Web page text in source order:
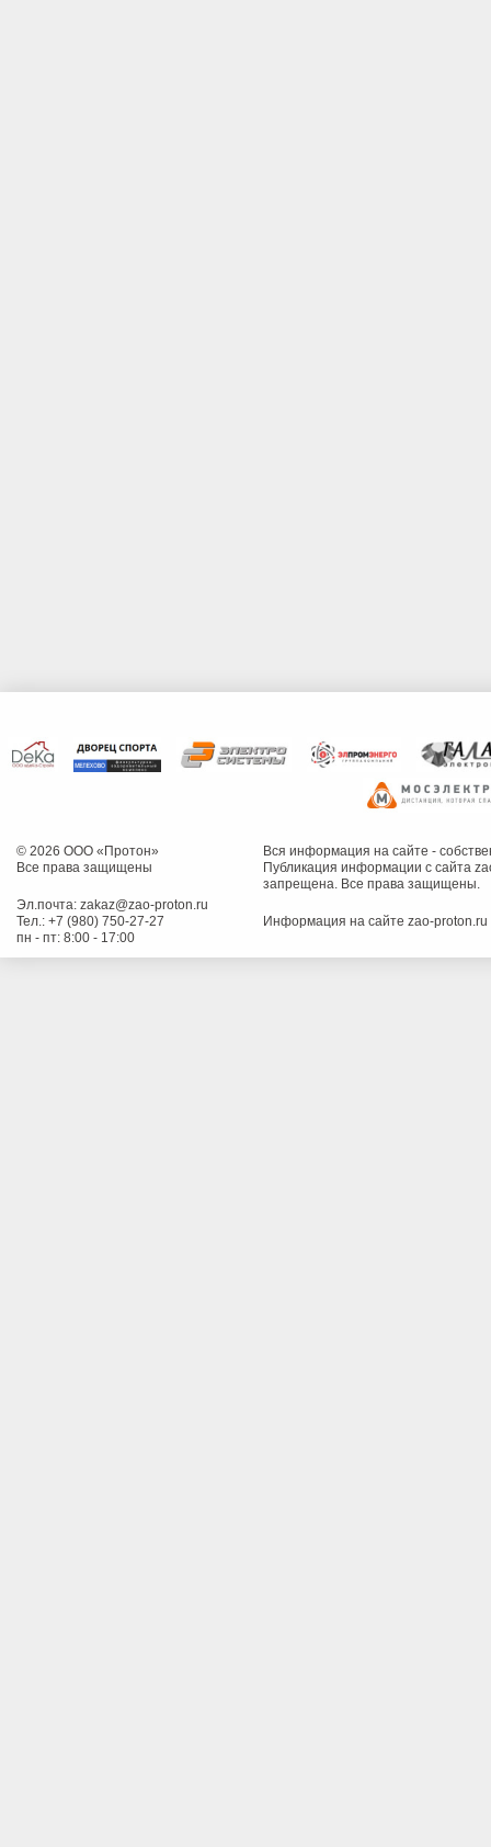
© 2026 ООО «Протон»
Все права защищены
Эл.почта: zakaz@zao-proton.ru
Тел.: +7 (980) 750-27-27
пн - пт: 8:00 - 17:00
Вся информация на сайте -
Публикация информации с сайта
запрещена. Все права защищены.
Информация на сайте zao-